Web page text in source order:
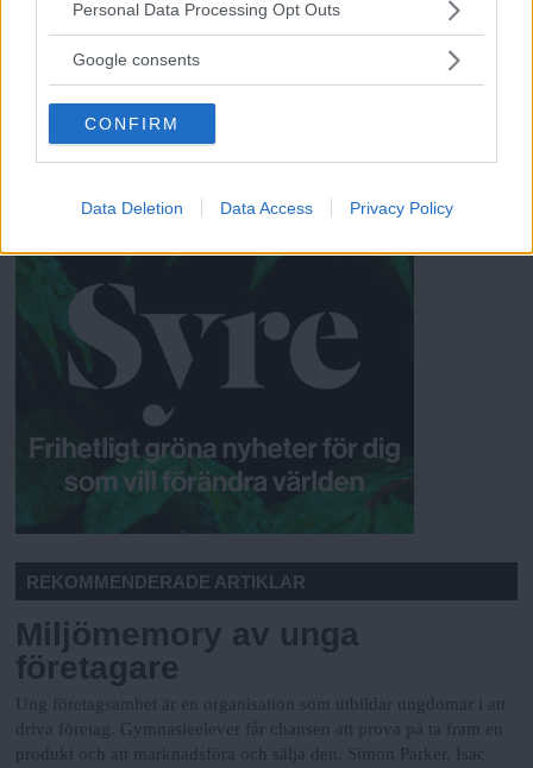
Please note that this website/app uses one or more Google
not limited to your visit or usage behaviour. You may click to
use your data for below specified purposes in below Google
consent section.
Personal Data Processing Opt Outs
Google consents
CONFIRM
Data Deletion Data Access Privacy Policy
Syreär Sveriges enda gröna dagstidning som
finns både digitalt och i tryck.
Jerker Jansson
REKOMMENDERADE ARTIKLAR
Miljömemory av unga
företagare
Ung företagsamhet är en organisation som utbildar ungdomar i att
driva företag. Gymnasieelever får chansen att prova på ta fram en
produkt och att marknadsföra och sälja den.
Simon Parker, Isac